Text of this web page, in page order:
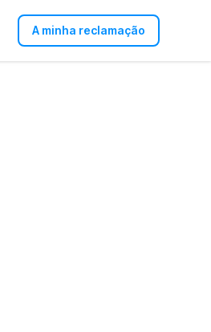
A minha reclamação